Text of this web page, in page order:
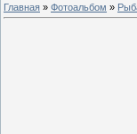
Главная » Фотоальбом »